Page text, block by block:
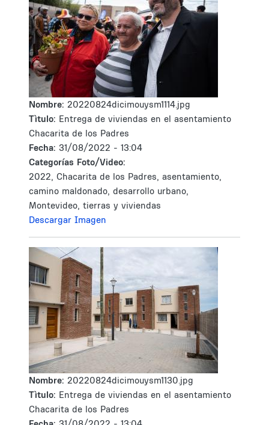
Nombre: 20220824dicimouysm1114.jpg
Tìtulo: Entrega de viviendas en el asentamiento
Chacarita de los Padres
Fecha: 31/08/2022 - 13:04
Categorías Foto/Video:
2022, Chacarita de los Padres, asentamiento,
camino maldonado, desarrollo urbano,
Montevideo, tierras y viviendas
Descargar Imagen
Nombre: 20220824dicimouysm1130.jpg
Tìtulo: Entrega de viviendas en el asentamiento
Chacarita de los Padres